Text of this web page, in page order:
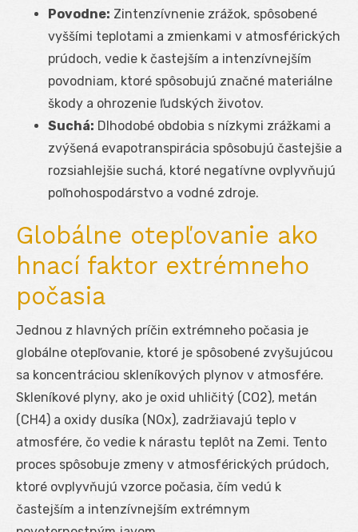
Povodne: Zintenzívnenie zrážok, spôsobené
vyššími teplotami a zmienkami v atmosférických
prúdoch, vedie k častejším a intenzívnejším
povodniam, ktoré spôsobujú značné materiálne
škody a ohrozenie ľudských životov.
Suchá: Dlhodobé obdobia s nízkymi zrážkami a
zvýšená evapotranspirácia spôsobujú častejšie a
rozsiahlejšie suchá, ktoré negatívne ovplyvňujú
poľnohospodárstvo a vodné zdroje.
Globálne otepľovanie ako
hnací faktor extrémneho
počasia
Jednou z hlavných príčin extrémneho počasia je
globálne otepľovanie, ktoré je spôsobené zvyšujúcou
sa koncentráciou skleníkových plynov v atmosfére.
Skleníkové plyny, ako je oxid uhličitý (CO2), metán
(CH4) a oxidy dusíka (NOx), zadržiavajú teplo v
atmosfére, čo vedie k nárastu teplôt na Zemi. Tento
proces spôsobuje zmeny v atmosférických prúdoch,
ktoré ovplyvňujú vzorce počasia, čím vedú k
častejším a intenzívnejším extrémnym